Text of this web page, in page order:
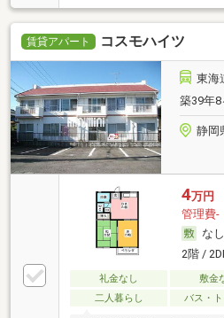
賃貸アパート コスモハイツ
東海
築39年
静岡
4万円
管理費-
なし
2階 /
礼金なし 敷金
二人暮らし
バス・ト